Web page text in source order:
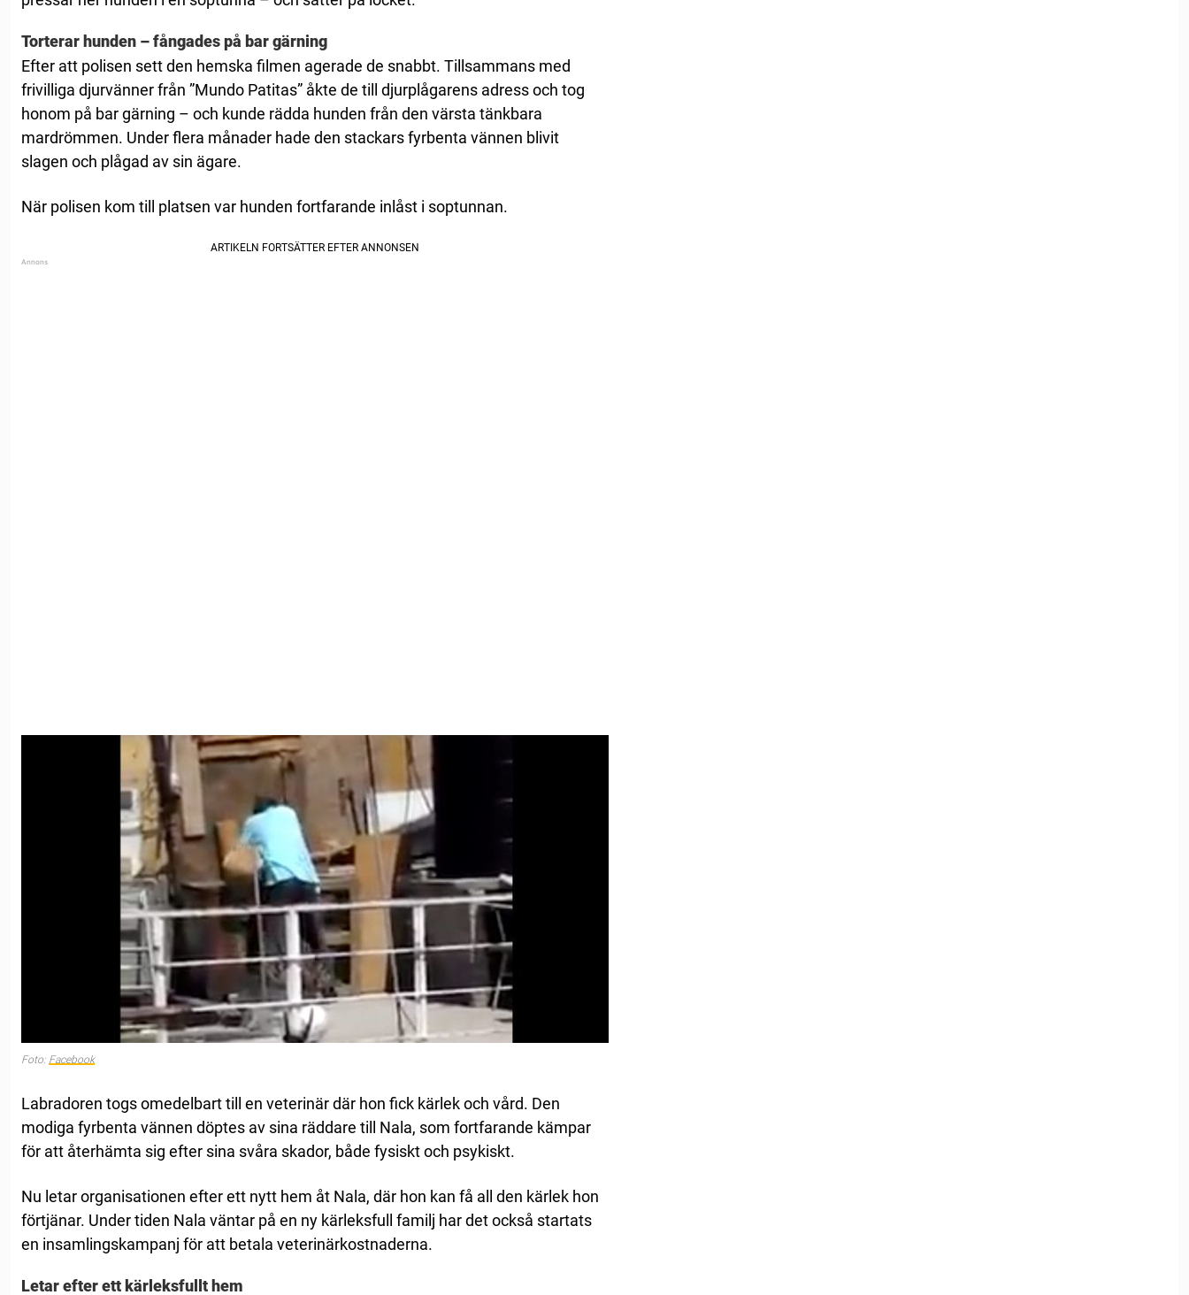
Torterar hunden – fångades på bar gärning
Efter att polisen sett den hemska filmen agerade de snabbt. Tillsammans med
frivilliga djurvänner från ”Mundo Patitas” åkte de till djurplågarens adress och tog
honom på bar gärning – och kunde rädda hunden från den värsta tänkbara
mardrömmen. Under flera månader hade den stackars fyrbenta vännen blivit
slagen och plågad av sin ägare.
När polisen kom till platsen var hunden fortfarande inlåst i soptunnan.
Foto: Facebook
Labradoren togs omedelbart till en veterinär där hon fick kärlek och vård. Den
modiga fyrbenta vännen döptes av sina räddare till Nala, som fortfarande kämpar
för att återhämta sig efter sina svåra skador, både fysiskt och psykiskt.
Nu letar organisationen efter ett nytt hem åt Nala, där hon kan få all den kärlek hon
förtjänar. Under tiden Nala väntar på en ny kärleksfull familj har det också startats
en insamlingskampanj för att betala veterinärkostnaderna.
Letar efter ett kärleksfullt hem